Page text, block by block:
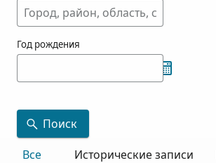
Год рождения
Поиск
Все
Исторические записи